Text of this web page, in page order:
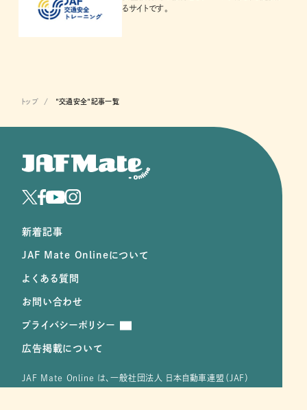
安全教育用の教材をeラーニング形式で提供す
JAF Mate Online は、⼀般社団法⼈ ⽇本⾃動⾞連盟（JAF）